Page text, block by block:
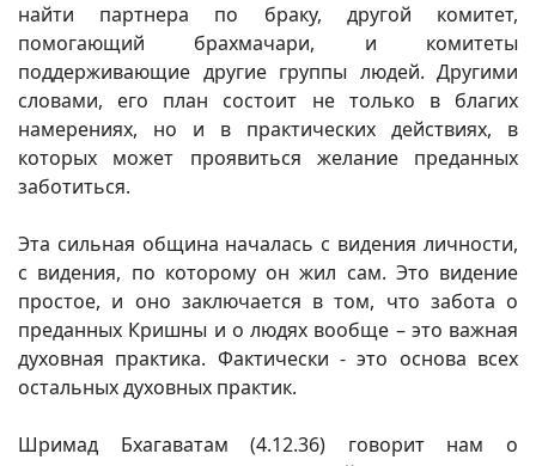
найти партнера по браку, другой комитет,
помогающий брахмачари, и комитеты
поддерживающие другие группы людей. Другими
словами, его план состоит не только в благих
намерениях, но и в практических действиях, в
которых может проявиться желание преданных
заботиться.
Эта сильная община началась с видения личности,
с видения, по которому он жил сам. Это видение
простое, и оно заключается в том, что забота о
преданных Кришны и о людях вообще – это важная
духовная практика. Фактически - это основа всех
остальных духовных практик.
Шримад Бхагаватам (4.12.36) говорит нам о